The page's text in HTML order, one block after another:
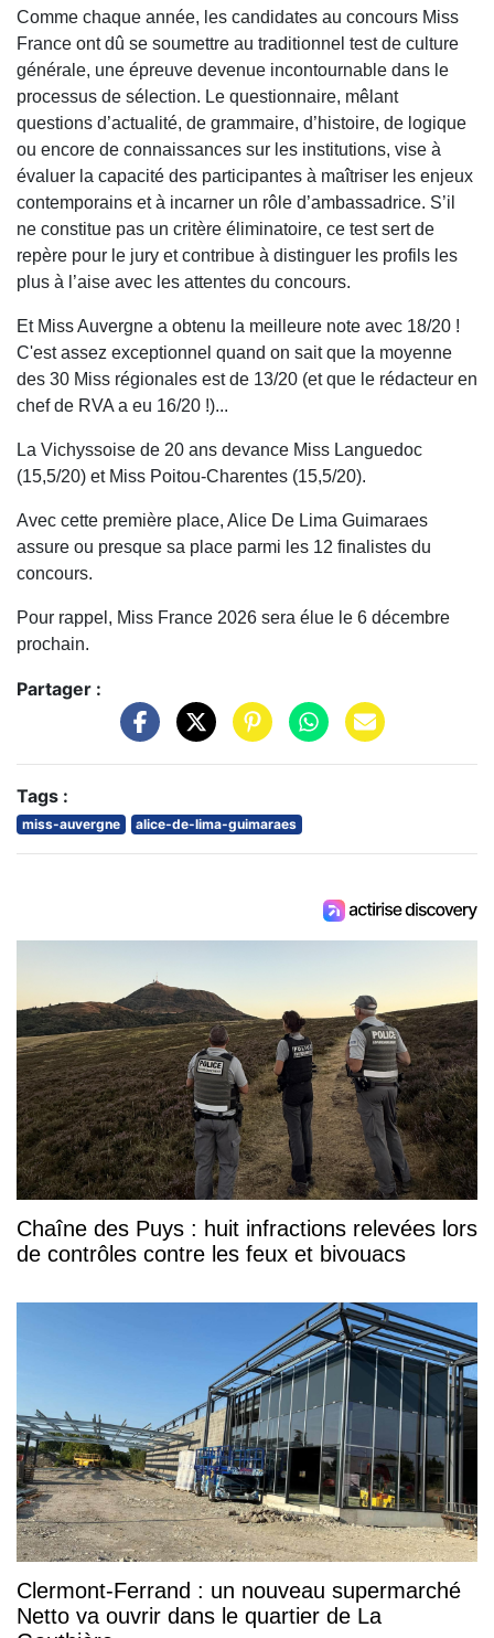
Comme chaque année, les candidates au concours Miss
France ont dû se soumettre au traditionnel test de culture
générale, une épreuve devenue incontournable dans le
processus de sélection. Le questionnaire, mêlant
questions d’actualité, de grammaire, d’histoire, de logique
ou encore de connaissances sur les institutions, vise à
évaluer la capacité des participantes à maîtriser les enjeux
contemporains et à incarner un rôle d’ambassadrice. S’il
ne constitue pas un critère éliminatoire, ce test sert de
repère pour le jury et contribue à distinguer les profils les
plus à l’aise avec les attentes du concours.
Et Miss Auvergne a obtenu la meilleure note avec 18/20 !
C'est assez exceptionnel quand on sait que la moyenne
des 30 Miss régionales est de 13/20 (et que le rédacteur en
chef de RVA a eu 16/20 !)...
La Vichyssoise de 20 ans devance Miss Languedoc
(15,5/20) et Miss Poitou-Charentes (15,5/20).
Avec cette première place, Alice De Lima Guimaraes
assure ou presque sa place parmi les 12 finalistes du
concours.
Pour rappel, Miss France 2026 sera élue le 6 décembre
prochain.
Partager :
Tags :
miss-auvergne alice-de-lima-guimaraes
Chaîne des Puys : huit infractions relevées lors
de contrôles contre les feux et bivouacs
Clermont-Ferrand : un nouveau supermarché
Netto va ouvrir dans le quartier de La